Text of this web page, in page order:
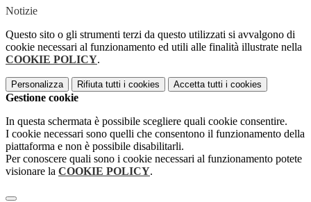
Notizie
Questo sito o gli strumenti terzi da questo utilizzati si avvalgono di
cookie necessari al funzionamento ed utili alle finalità illustrate nella
COOKIE POLICY.
Personalizza Rifiuta tutti i cookies Accetta tutti i cookies
Gestione cookie
In questa schermata è possibile scegliere quali cookie consentire.
I cookie necessari sono quelli che consentono il funzionamento della
piattaforma e non è possibile disabilitarli.
Per conoscere quali sono i cookie necessari al funzionamento potete
visionare la COOKIE POLICY.